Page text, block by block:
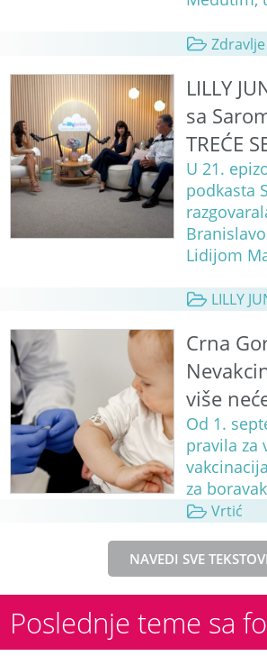
LILLY
sa
TREĆE
U 21.
podkasta
Lidijom
LILLY
Crna
više
Od 1.
pravila za
za boravak
Vrtić
NAVEDI SVE
Poslednje teme sa